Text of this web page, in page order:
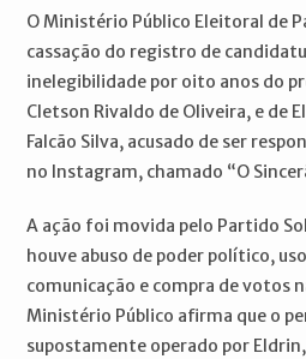
O Ministério Público Eleitoral de
cassação do registro de
inelegibilidade por oito anos do
Cletson Rivaldo de Oliveira, e de
Falcão Silva, acusado de ser
no Instagram, chamado “O
A ação foi movida pelo Partido
houve abuso de poder político,
comunicação e compra de votos
Ministério Público afirma que o
supostamente operado por